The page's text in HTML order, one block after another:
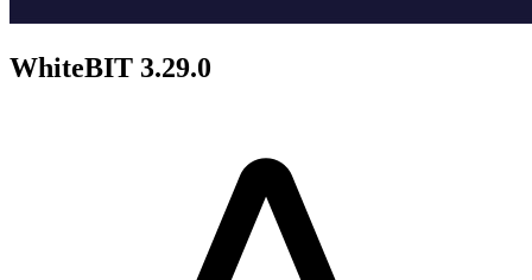
WhiteBIT 3.29.0